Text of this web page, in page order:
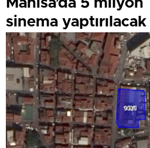
sinema yaptırılacak